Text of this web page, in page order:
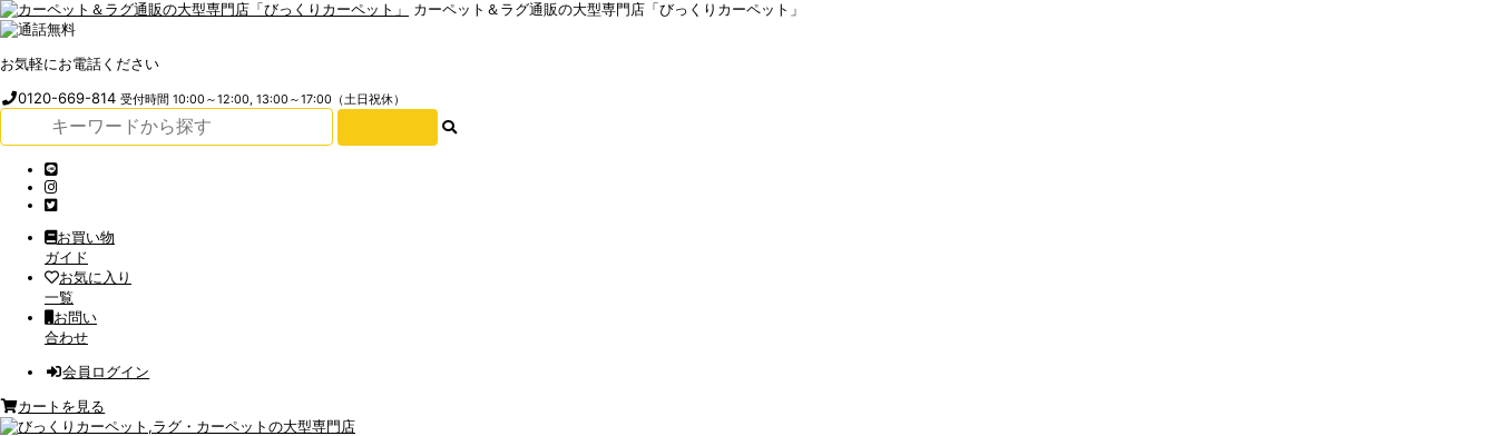
カーペット＆ラグ通販の大型専門店「びっくりカーペット」
お気軽にお電話ください
0120-669-814受付時間 10:00～12:00, 13:00～17:00（土日祝休）
お買い物
ガイド
お気に入り
一覧
お問い
合わせ
会員ログイン
カートを見る